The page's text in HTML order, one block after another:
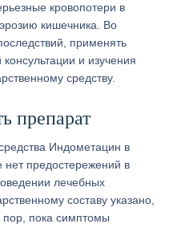
кровопотери в
кишечника. Во
применять
и изучения
средству.
препарат
Индометацин в
предостережений в
лечебных
составу указано,
пор, пока симптомы